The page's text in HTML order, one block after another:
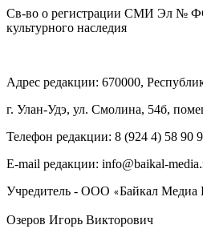
Св-во о регистрации СМИ Эл № ФС
культурного наследия
Адрес редакции: 670000,
г. Улан-Удэ, ул. Смолина, 54б,
Телефон редакции: ‎‎8 (924 4) 58 90
E-mail редакции: info@baikal-
Учредитель - ООО «Байкал Медиа
Озеров Игорь Викторович